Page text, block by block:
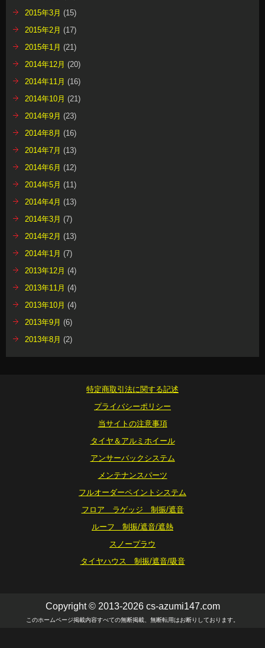
2015年3月 (15)
2015年2月 (17)
2015年1月 (21)
2014年12月 (20)
2014年11月 (16)
2014年10月 (21)
2014年9月 (23)
2014年8月 (16)
2014年7月 (13)
2014年6月 (12)
2014年5月 (11)
2014年4月 (13)
2014年3月 (7)
2014年2月 (13)
2014年1月 (7)
2013年12月 (4)
2013年11月 (4)
2013年10月 (4)
2013年9月 (6)
2013年8月 (2)
特定商取引法に関する記述
プライバシーポリシー
当サイトの注意事項
タイヤ＆アルミホイール
アンサーバックシステム
メンテナンスパーツ
フルオーダーペイントシステム
フロア ラゲッジ 制振/遮音
ルーフ 制振/遮音/遮熱
スノープラウ
タイヤハウス 制振/遮音/吸音
Copyright © 2013-2026 cs-azumi147.com
このホームページ掲載内容すべての無断掲載、無断転用はお断りしております。